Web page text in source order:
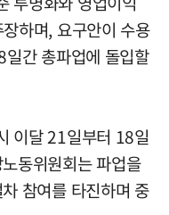
하며, 요구안이 수용
간 총파업에 돌입할
이달 21일부터 18일
동위원회는 파업을
참여를 타진하며 중